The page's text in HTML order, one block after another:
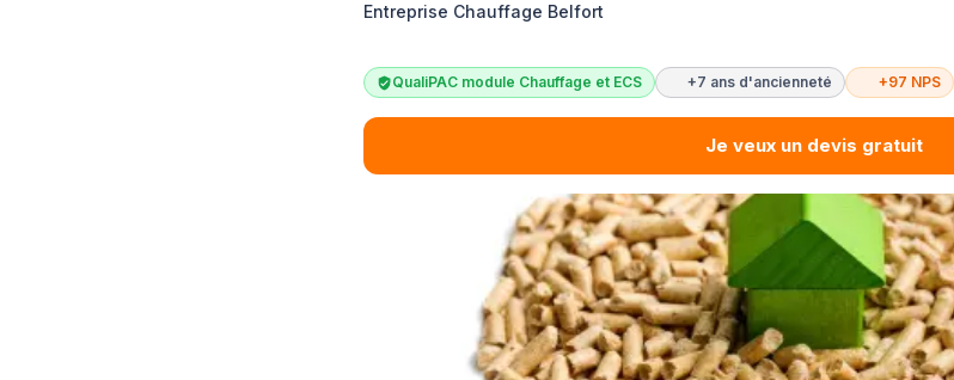
Entreprise Chauffage Belfort
QualiPAC module Chauffage et ECS +7 ans d'ancienneté +97 NPS
Je veux un devis gratuit